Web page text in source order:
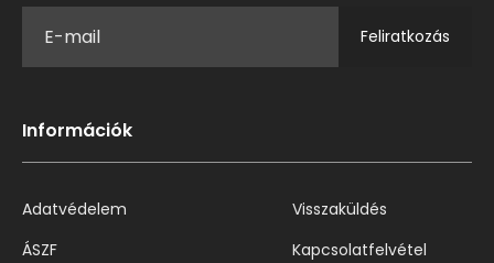
Feliratkozás
Információk
Adatvédelem
ÁSZF
Visszaküldés
Kapcsolatfelvétel